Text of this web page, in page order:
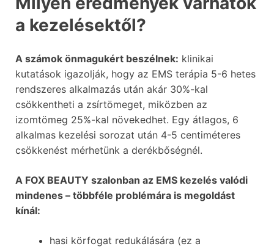
a kezelésektől?
A számok önmagukért beszélnek: klinikai
kutatások igazolják, hogy az EMS terápia 5-6 hetes
rendszeres alkalmazás után akár 30%-kal
csökkentheti a zsírtömeget, miközben az
izomtömeg 25%-kal növekedhet. Egy átlagos, 6
alkalmas kezelési sorozat után 4-5 centiméteres
csökkenést mérhetünk a derékbőségnél.
A FOX BEAUTY szalonban az EMS kezelés valódi
mindenes – többféle problémára is megoldást
kínál:
hasi körfogat redukálására (ez a